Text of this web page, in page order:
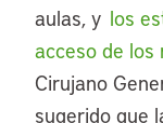
aulas, y los
acceso de los
Cirujano
sugerido que